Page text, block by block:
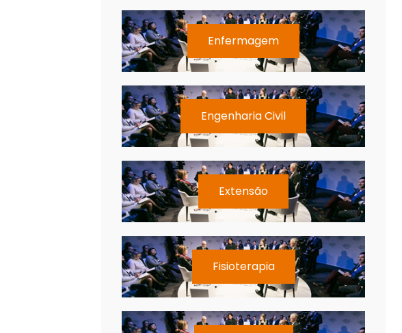
Enfermagem
Engenharia Civil
Extensão
Fisioterapia